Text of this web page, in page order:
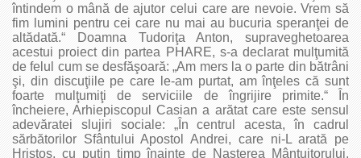
întindem o mână de ajutor celui care are nevoie. Vrem să
fim lumini pentru cei care nu mai au bucuria speranţei de
altădată.“ Doamna Tudoriţa Anton, supraveghetoarea
acestui proiect din partea PHARE, s-a declarat mulţumită
de felul cum se desfăşoară: „Am mers la o parte din bătrâni
şi, din discuţiile pe care le-am purtat, am înţeles că sunt
foarte mulţumiţi de serviciile de îngrijire primite.“ În
încheiere, Arhiepiscopul Casian a arătat care este sensul
adevăratei slujiri sociale: „În centrul acesta, în cadrul
sărbătorilor Sfântului Apostol Andrei, care ni-L arată pe
Hristos, cu puţin timp înainte de Naşterea Mântuitorului,